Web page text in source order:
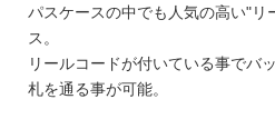
パスケースの中でも人気の高い"リ
ス。
リールコードが付いている事でバ
札を通る事が可能。